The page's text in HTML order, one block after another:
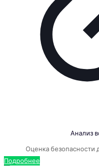
Анализ
Оценка безопасности
Подробнее